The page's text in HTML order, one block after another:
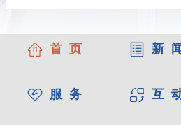
首 页 新 闻
服 务 互